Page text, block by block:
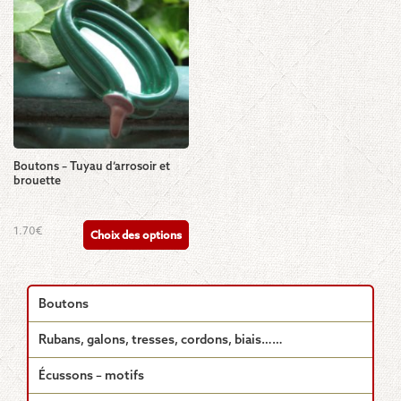
Les
options
peuvent
être
choisies
sur
la
page
du
produit
Boutons – Tuyau d’arrosoir et
brouette
1.70€ Choix des options
Ce
produit
a
plusieurs
variations.
options
être
Boutons
Rubans, galons, tresses, cordons, biais……
Écussons – motifs